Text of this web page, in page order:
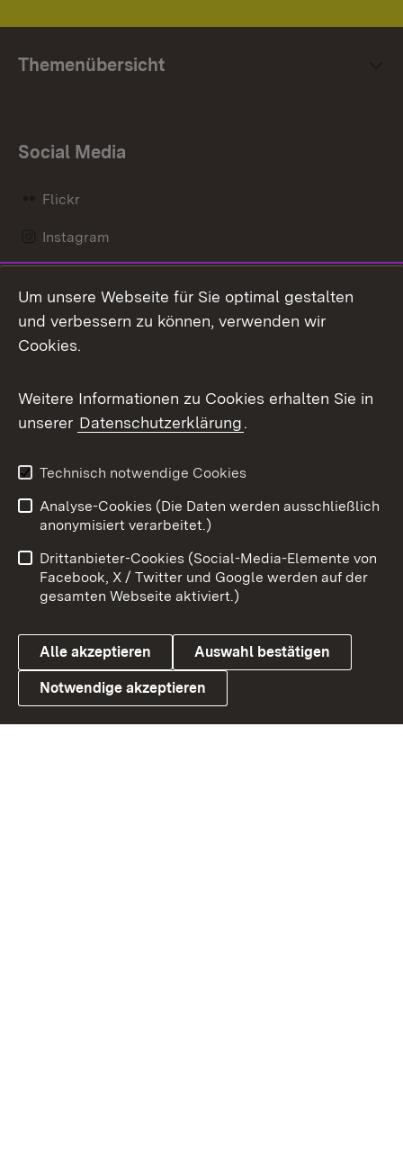
Themenübersicht
Social Media
Flickr
Instagram
Mastodon
Messenger
Social Wall
X / Twitter
Youtube
Link zum Landesportal
Benutzungshinweise
Barrierefreiheit
Datenschutz
Cookies
Um unsere Webseite für Sie optimal gestalten
und verbessern zu können, verwenden wir
Cookies.
Weitere Informationen zu Cookies erhalten Sie in
unserer Datenschutzerklärung.
Technisch notwendige Cookies
Analyse-Cookies (Die Daten werden ausschließlich
anonymisiert verarbeitet.)
Drittanbieter-Cookies (Social-Media-Elemente von
Facebook, X / Twitter und Google werden auf der
gesamten Webseite aktiviert.)
Alle akzeptieren Auswahl bestätigen
Notwendige akzeptieren